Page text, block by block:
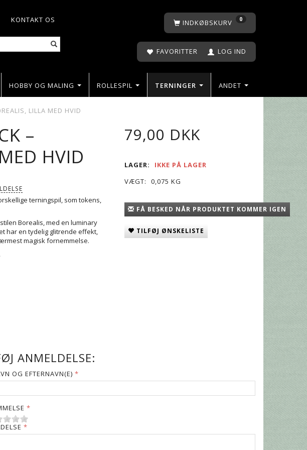
KONTAKT OS INDKØBSKURV 0
FAVORITTER LOG IND
HOBBY OG MALING ROLLESPIL TERNINGER ANDET
LILLA MED HVID
–
HVID
terningspil, som tokens,
Borealis, med en luminary
har en tydelig glitrende effekt,
magisk fornemmelse.
79,00 DKK
LAGER:
IKKE PÅ LAGER
VÆGT:
0,075 KG
FÅ BESKED NÅR PRODUKTET KOMMER IGEN
TILFØJ ØNSKELISTE
ANMELDELSE:
OG EFTERNAVN(E)